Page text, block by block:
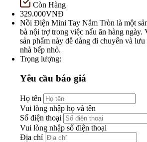
Còn Hàng
329.000VNĐ
Nồi Điện Mini Tay Nắm Tròn là một
bà nội trợ trong việc nấu ăn hàng ngày.
sản phẩm này dễ dàng di chuyển và
nhà bếp nhỏ.
Trọng lượng:
Yêu cầu báo giá
Họ tên
Vui lòng nhập họ và tên
Số điện thoại
Vui lòng nhập số điện thoại
Địa chỉ